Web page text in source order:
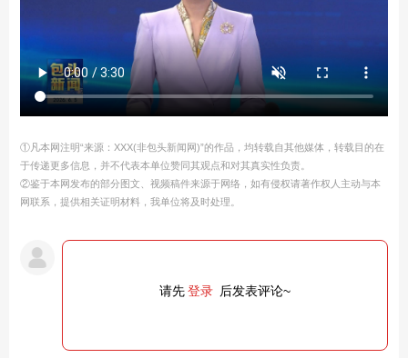
①凡本网注明“来源：XXX(非包头新闻网)”的作品，均转载自其他媒体，转载目的在
于传递更多信息，并不代表本单位赞同其观点和对其真实性负责。
②鉴于本网发布的部分图文、视频稿件来源于网络，如有侵权请著作权人主动与本
网联系，提供相关证明材料，我单位将及时处理。
请先登录 后发表评论~